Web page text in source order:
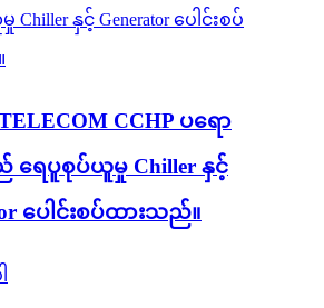
CCHP ပရော
ေပူစုပ်ယူမှု Chiller နှင့်
ပေါင်းစပ်ထားသည်။